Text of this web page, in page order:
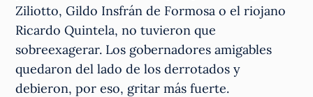
Ziliotto, Gildo Insfrán de Formosa o el riojano
Ricardo Quintela, no tuvieron que
sobreexagerar. Los gobernadores amigables
quedaron del lado de los derrotados y
debieron, por eso, gritar más fuerte.